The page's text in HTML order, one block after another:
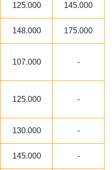
125.000 145.000
148.000 175.000
107.000 -
125.000 -
130.000 -
145.000 -